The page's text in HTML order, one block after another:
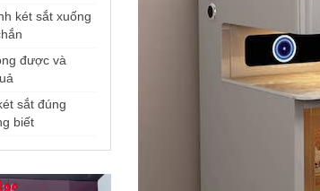
két sắt xuống
được và
sắt đúng
biết